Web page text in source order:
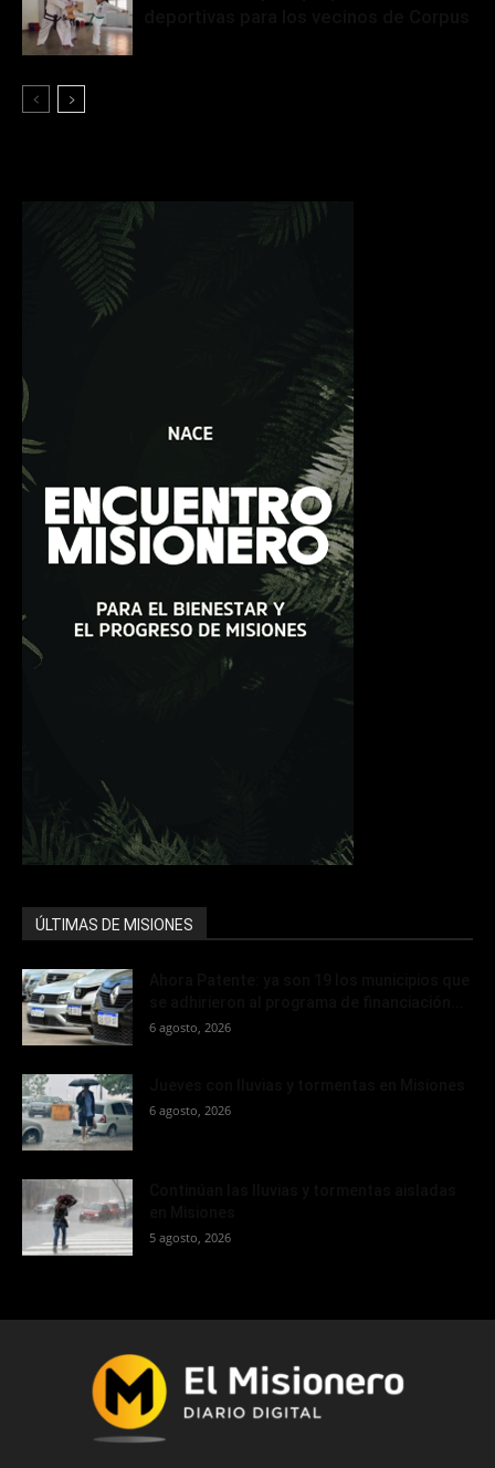
ÚLTIMAS DE MISIONES
6 agosto, 2026
6 agosto, 2026
5 agosto, 2026